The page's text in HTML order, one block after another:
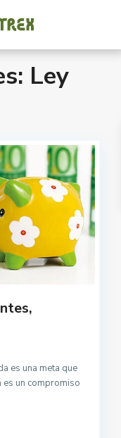
Ley
es una meta que
es un compromiso